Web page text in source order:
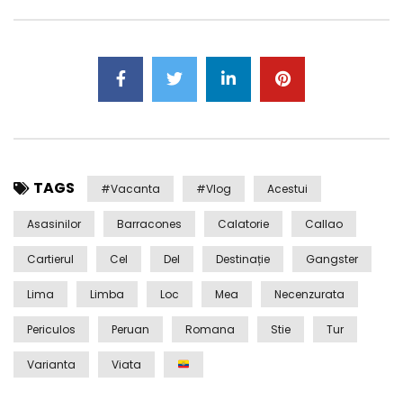
TAGS #Vacanta #Vlog Acestui
Asasinilor Barracones Calatorie Callao
Cartierul Cel Del Destinație Gangster
Lima Limba Loc Mea Necenzurata
Periculos Peruan Romana Stie Tur
Varianta Viata